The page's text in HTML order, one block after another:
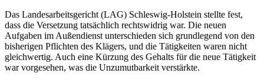
Das Landesarbeitsgericht (LAG) Schleswig-Holstein stellte fest,
dass die Versetzung tatsächlich rechtswidrig war. Die neuen
Aufgaben im Außendienst unterschieden sich grundlegend von den
bisherigen Pflichten des Klägers, und die Tätigkeiten waren nicht
gleichwertig. Auch eine Kürzung des Gehalts für die neue Tätigkeit
war vorgesehen, was die Unzumutbarkeit verstärkte.